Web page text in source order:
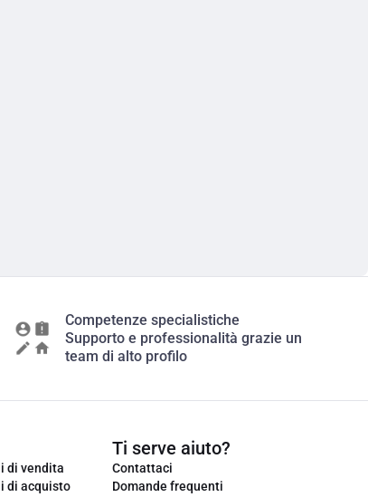
Competenze specialistiche
Supporto e professionalità grazie un
team di alto profilo
di vendita
di acquisto
Ti serve aiuto?
Contattaci
Domande frequenti